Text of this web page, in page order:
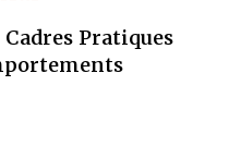
Pratiques